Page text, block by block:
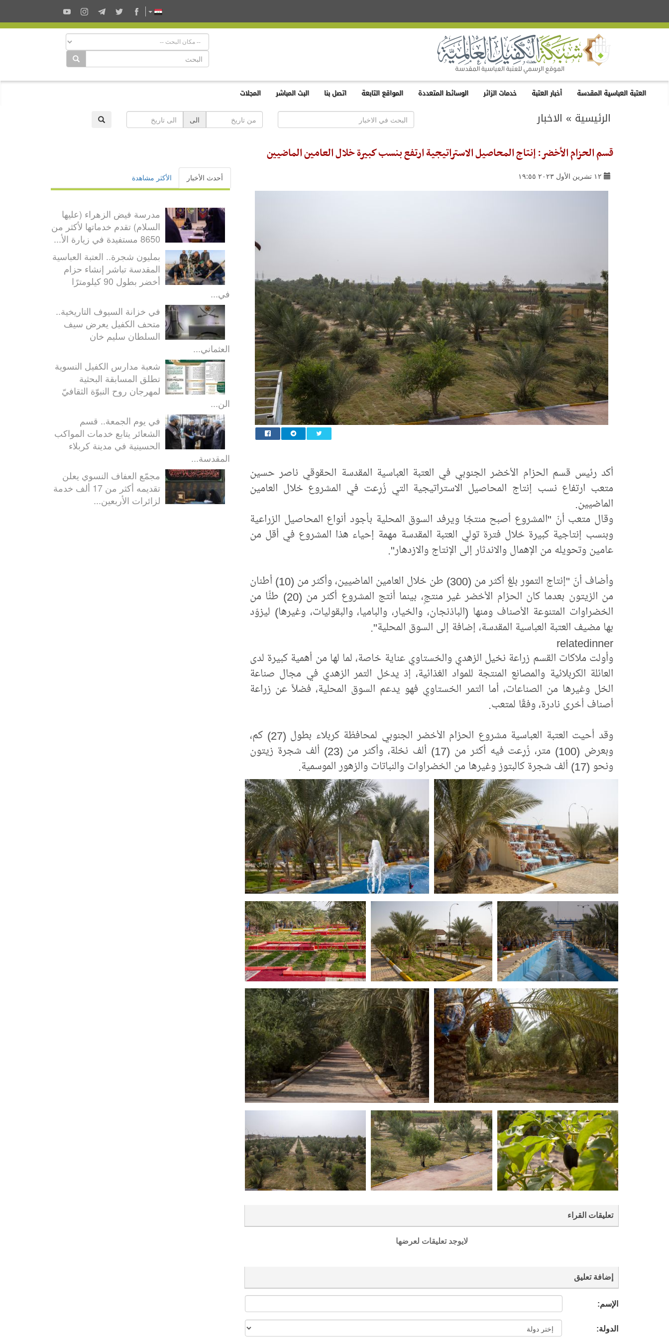
العتبة العباسية المقدسة أخبار العتبة خدمات الزائر الوسائط المتعددة المواقع التابعة اتصل بنا البث المباشر المجلات
الرئيسية » الاخبار الى
قسم الحزام الأخضر: إنتاج المحاصيل الاستراتيجية ارتفع بنسب كبيرة خلال العامين الماضيين
١٢ تشرين الأول ٢٠٢٣ ١٩:٥٥
أكد رئيس قسم الحزام الأخضر الجنوبي في العتبة العباسية المقدسة الحقوقي ناصر حسين
متعب ارتفاع نسب إنتاج المحاصيل الاستراتيجية التي زُرِعت في المشروع خلال العامين
الماضيين.
وقال متعب أنّ "المشروع أصبح منتجًا ويرفد السوق المحلية بأجود أنواع المحاصيل الزراعية
وبنسب إنتاجية كبيرة خلال فترة تولي العتبة المقدسة مهمة إحياء هذا المشروع في أقل من
عامين وتحويله من الإهمال والاندثار إلى الإنتاج والازدهار".
وأضاف أنّ "إنتاج التمور بلغ أكثر من (300) طن خلال العامين الماضيين، وأكثر من (10) أطنان
من الزيتون بعدما كان الحزام الأخضر غير منتجٍ، بينما أنتج المشروع أكثر من (20) طنًّا من
الخضراوات المتنوعة الأصناف ومنها (الباذنجان، والخيار، والباميا، والبقوليات، وغيرها) ليزوّد
بها مضيف العتبة العباسية المقدسة، إضافة إلى السوق المحلية".
relatedinner
وأولت ملاكات القسم زراعة نخيل الزهدي والخستاوي عناية خاصة، لما لها من أهمية كبيرة لدى
العائلة الكربلائية والمصانع المنتجة للمواد الغذائية، إذ يدخل التمر الزهدي في مجال صناعة
الخل وغيرها من الصناعات، أما التمر الخستاوي فهو يدعم السوق المحلية، فضلاً عن زراعة
أصناف أخرى نادرة، وفقًا لمتعب.
وقد أحيت العتبة العباسية مشروع الحزام الأخضر الجنوبي لمحافظة كربلاء بطول (27) كم،
وبعرض (100) متر، زُرِعت فيه أكثر من (17) ألف نخلة، وأكثر من (23) ألف شجرة زيتون
ونحو (17) ألف شجرة كالبتوز وغيرها من الخضراوات والنباتات والزهور الموسمية.
تعليقات القراء
لايوجد تعليقات لعرضها
إضافة تعليق
الإسم:
الدولة:
أحدث الأخبار الأكثر مشاهدة
مدرسة فيض الزهراء (عليها
السلام) تقدم خدماتها لأكثر من
8650 مستفيدة في زيارة الأ...
بمليون شجرة.. العتبة العباسية
المقدسة تباشر إنشاء حزام
أخضر بطول 90 كيلومترًا
في...
في خزانة السيوف التاريخية..
متحف الكفيل يعرض سيف
السلطان سليم خان
العثماني...
شعبة مدارس الكفيل النسوية
تطلق المسابقة البحثية
لمهرجان روح النبوّة الثقافيّ
الن...
في يوم الجمعة.. قسم
الشعائر يتابع خدمات المواكب
الحسينية في مدينة كربلاء
المقدسة...
مجمّع العفاف النسوي يعلن
تقديمه أكثر من 17 ألف خدمة
لزائرات الأربعين...